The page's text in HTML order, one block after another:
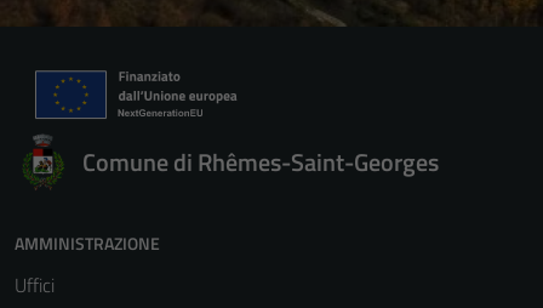
Comune di Rhêmes-Saint-Georges
AMMINISTRAZIONE
Uffici